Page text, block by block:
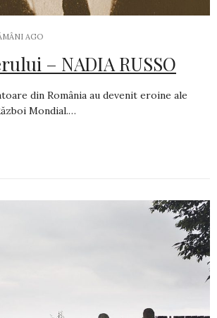
AGO
– NADIA RUSSO
din România au devenit eroine ale
Mondial.…